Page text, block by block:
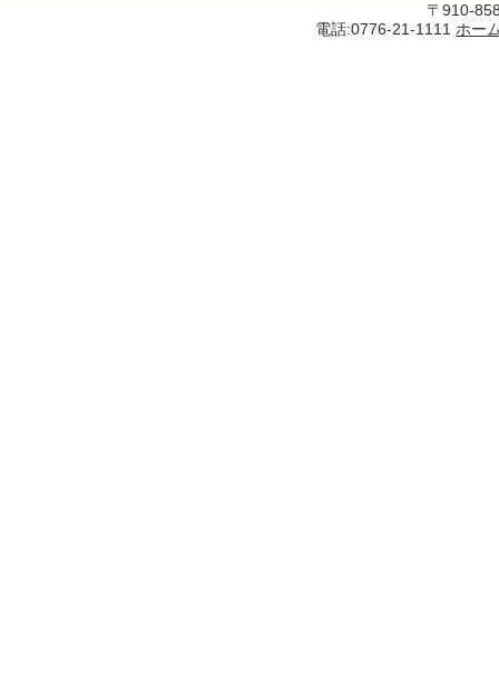
〒910-
電話:0776-21-1111 ホー